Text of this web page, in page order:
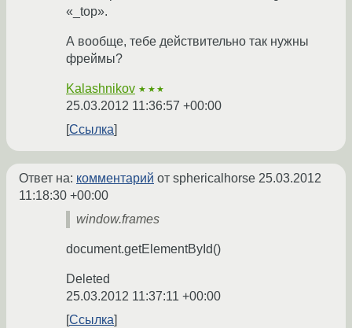
«_top».
А вообще, тебе действительно так нужны
фреймы?
Kalashnikov ★★★
25.03.2012 11:36:57 +00:00
Ссылка
Ответ на: комментарий от sphericalhorse 25.03.2012
11:18:30 +00:00
window.frames
document.getElementById()
Deleted
25.03.2012 11:37:11 +00:00
Ссылка